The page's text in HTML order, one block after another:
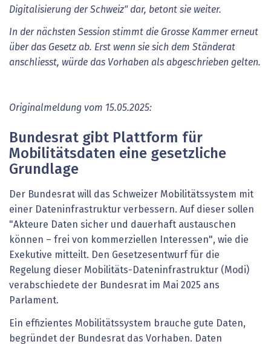
Digitalisierung der Schweiz" dar, betont sie weiter.
In der nächsten Session stimmt die Grosse Kammer erneut
über das Gesetz ab. Erst wenn sie sich dem Ständerat
anschliesst, würde das Vorhaben als abgeschrieben gelten.
Originalmeldung vom 15.05.2025:
Bundesrat gibt Plattform für
Mobilitätsdaten eine gesetzliche
Grundlage
Der Bundesrat will das Schweizer Mobilitätssystem mit
einer Dateninfrastruktur verbessern. Auf dieser sollen
"Akteure Daten sicher und dauerhaft austauschen
können – frei von kommerziellen Interessen", wie die
Exekutive mitteilt. Den Gesetzesentwurf für die
Regelung dieser Mobilitäts-Dateninfrastruktur (Modi)
verabschiedete der Bundesrat im Mai 2025 ans
Parlament.
Ein effizientes Mobilitätssystem brauche gute Daten,
begründet der Bundesrat das Vorhaben. Daten